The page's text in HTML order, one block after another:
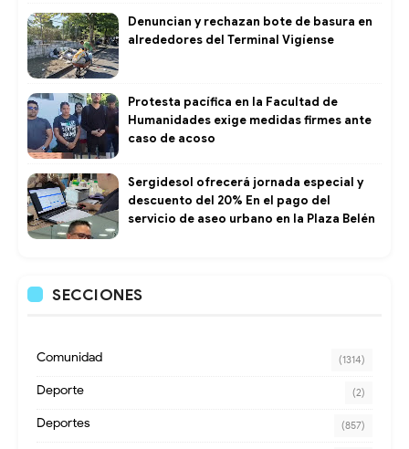
Denuncian y rechazan bote de basura en
alrededores del Terminal Vigíense
Protesta pacífica en la Facultad de
Humanidades exige medidas firmes ante
caso de acoso
Sergidesol ofrecerá jornada especial y
descuento del 20% En el pago del
servicio de aseo urbano en la Plaza Belén
SECCIONES
Comunidad (1314)
Deporte (2)
Deportes (857)